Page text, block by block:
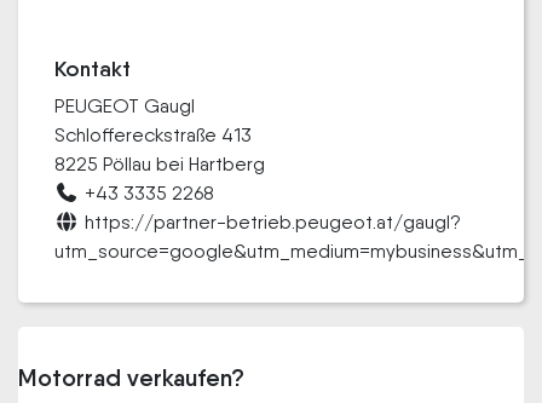
Kontakt
PEUGEOT Gaugl
Schloffereckstraße 413
8225 Pöllau bei Hartberg
+43 3335 2268
https://partner-betrieb.peugeot.at/gaugl?
Motorrad verkaufen?